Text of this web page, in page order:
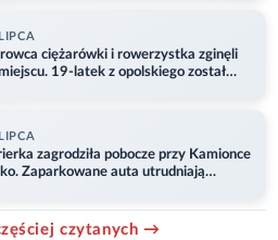
ciężarówki i rowerzystka zginęli
19-latek z opolskiego został
zagrodziła pobocze przy Kamionce
Zaparkowane auta utrudniają
czytanych →